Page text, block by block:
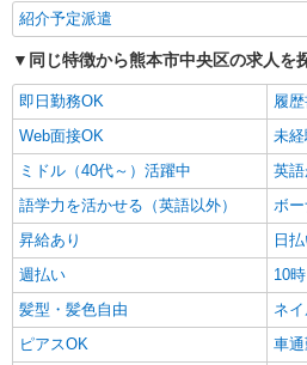
紹介予定派遣
同じ特徴から熊本市中央区の求人を
即日勤務OK
履
Web面接OK
未
ミドル（40代～）活躍中
英
語学力を活かせる（英語以外）
ボー
昇給あり
日
週払い
10
髪型・髪色自由
ネ
ピアスOK
車